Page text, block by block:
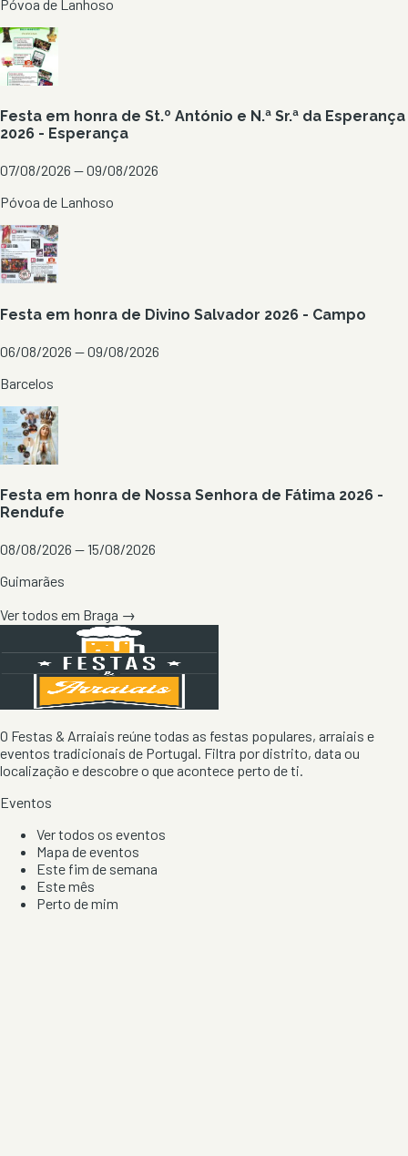
Póvoa de Lanhoso
Festa em honra de St.º António e N.ª Sr.ª da Esperança
2026 - Esperança
07/08/2026 — 09/08/2026
Póvoa de Lanhoso
Festa em honra de Divino Salvador 2026 - Campo
06/08/2026 — 09/08/2026
Barcelos
Festa em honra de Nossa Senhora de Fátima 2026 -
Rendufe
08/08/2026 — 15/08/2026
Guimarães
Ver todos em Braga →
O Festas & Arraiais reúne todas as festas populares, arraiais e
eventos tradicionais de Portugal. Filtra por distrito, data ou
localização e descobre o que acontece perto de ti.
Eventos
Ver todos os eventos
Mapa de eventos
Este fim de semana
Este mês
Perto de mim